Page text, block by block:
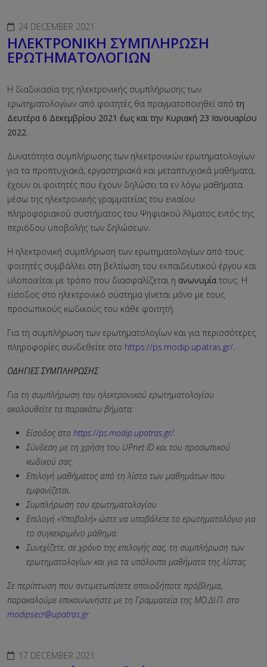
24 DECEMBER 2021
ΗΛΕΚΤΡΟΝΙΚΗ ΣΥΜΠΛΗΡΩΣΗ
ΕΡΩΤΗΜΑΤΟΛΟΓΙΩΝ
Η διαδικασία της ηλεκτρονικής συμπλήρωσης των
ερωτηματολογίων από φοιτητές θα πραγματοποιηθεί από τη
Δευτέρα 6 Δεκεμβρίου 2021 έως και την Κυριακή 23 Ιανουαρίου
2022.
Δυνατότητα συμπλήρωσης των ηλεκτρονικών ερωτηματολογίων
για τα προπτυχιακά, εργαστηριακά και μεταπτυχιακά μαθήματα,
έχουν οι φοιτητές που έχουν δηλώσει τα εν λόγω μαθήματα
μέσω της ηλεκτρονικής γραμματείας του ενιαίου
πληροφοριακού συστήματος του Ψηφιακού Άλματος εντός της
περιόδου υποβολής των δηλώσεων.
Η ηλεκτρονική συμπλήρωση των ερωτηματολογίων από τους
φοιτητές συμβάλλει στη βελτίωση του εκπαιδευτικού έργου και
υλοποιείται με τρόπο που διασφαλίζεται η ανωνυμία τους. Η
είσοδος στο ηλεκτρονικό σύστημα γίνεται μόνο με τους
προσωπικούς κωδικούς του κάθε φοιτητή.
Για τη συμπλήρωση των ερωτηματολογίων και για περισσότερες
πληροφορίες συνδεθείτε στο https://ps.modip.upatras.gr/.
ΟΔΗΓΙΕΣ ΣΥΜΠΛΗΡΩΣΗΣ
Για τη συμπλήρωση του ηλεκτρονικού ερωτηματολογίου
ακολουθείτε τα παρακάτω βήματα:
Είσοδος στο https://ps.modip.upatras.gr/.
Σύνδεση με τη χρήση του UPnet ID και του προσωπικού
κωδικού σας.
Επιλογή μαθήματος από τη λίστα των μαθημάτων που
εμφανίζεται.
Συμπλήρωση του ερωτηματολογίου
Επιλογή «Υποβολή» ώστε να υποβάλετε το ερωτηματολόγιο για
το συγκεκριμένο μάθημα.
Συνεχίζετε, σε χρόνο της επιλογής σας, τη συμπλήρωση των
ερωτηματολογίων και για τα υπόλοιπα μαθήματα της λίστας.
Σε περίπτωση που αντιμετωπίσετε οποιοδήποτε πρόβλημα,
παρακαλούμε επικοινωνήστε με τη Γραμματεία της ΜΟ.ΔΙ.Π. στο
modipsecr@upatras.gr
17 DECEMBER 2021